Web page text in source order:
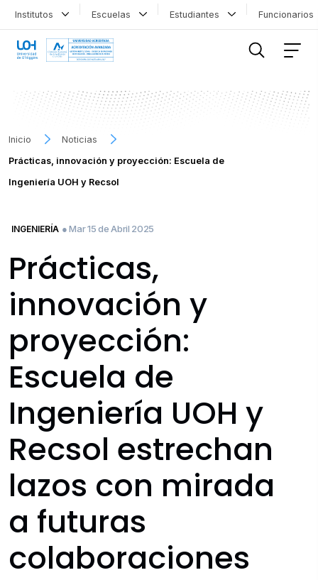
Institutos Escuelas Estudiantes
Inicio
Noticias
Prácticas, innovación y proyección: Escuela de
Ingeniería UOH y Recsol
INGENIERÍA ● Mar 15 de Abril 2025
Prácticas,
innovación y
proyección:
Escuela de
Ingeniería UOH y
Recsol estrechan
lazos con mirada
a futuras
colaboraciones